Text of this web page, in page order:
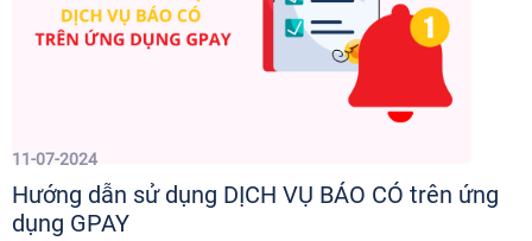
11-07-2024
Hướng dẫn sử dụng DỊCH VỤ BÁO CÓ trên ứng
dụng GPAY